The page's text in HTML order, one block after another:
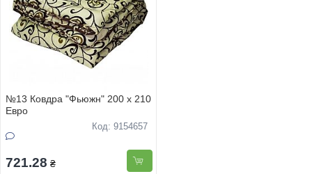
№13 Ковдра "Фьюжн" 200 х 210
Евро
Код: 9154657
721.28 ₴